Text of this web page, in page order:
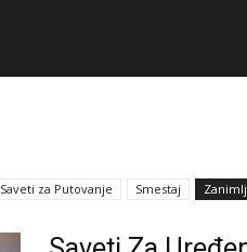
Saveti za Putovanje Smestaj